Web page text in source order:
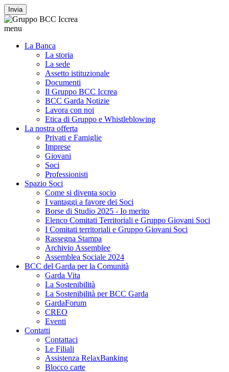
Invia
menu
La Banca
La storia
La sede
Assetto istituzionale
Documenti
Il Gruppo BCC Iccrea
BCC Garda Notizie
Lavora con noi
Etica di Gruppo e Whistleblowing
La nostra offerta
Privati e Famiglie
Imprese
Giovani
Soci
Professionisti
Spazio Soci
Come si diventa socio
I vantaggi a favore dei Soci
Borse di Studio 2025 - Io merito
Elenco Comitati Territoriali e Gruppo Giovani Soci
I Comitati territoriali e Gruppo Giovani Soci
Rassegna Stampa
Archivio Assemblee
Assemblea Sociale 2024
BCC del Garda per la Comunità
Garda Vita
La Sostenibilità
La Sostenibilità per BCC Garda
GardaForum
CREO
Eventi
Contatti
Contattaci
Le Filiali
Assistenza RelaxBanking
Blocco carte